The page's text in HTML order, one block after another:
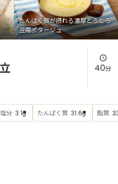
わせ
たんぱく質が摂れる濃厚とろとろ
豆腐ポタージュ
40分
塩分 3.1g たんぱく質 31.6g 脂質